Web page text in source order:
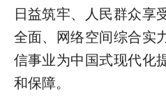
日益筑牢、人民群众享
全面、网络空间综合实
信事业为中国式现代化
和保障。